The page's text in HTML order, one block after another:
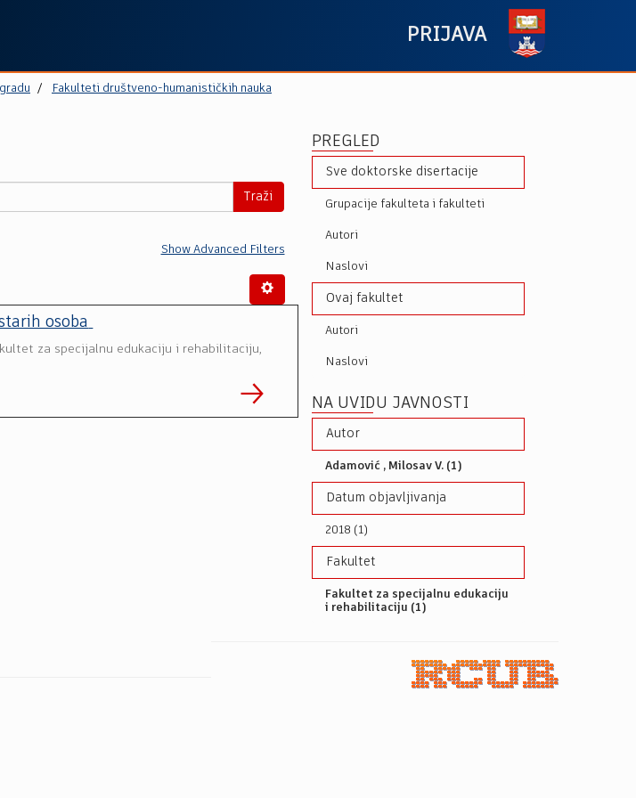
PRIJAVA
Fakulteti društveno-humanističkih nauka
Traži
Show Advanced Filters
osoba
za specijalnu edukaciju i rehabilitaciju,
PREGLED
Sve doktorske disertacije
Grupacije fakulteta i fakulteti
Autori
Naslovi
Ovaj fakultet
Autori
Naslovi
NA UVIDU JAVNOSTI
Autor
Adamović , Milosav V. (1)
Datum objavljivanja
2018 (1)
Fakultet
Fakultet za specijalnu edukaciju
i rehabilitaciju (1)